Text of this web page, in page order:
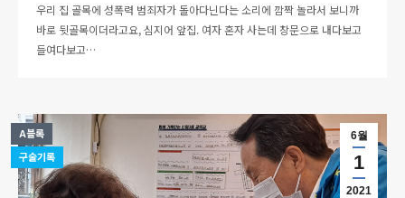
우리 집 골목에 성폭력 범죄자가 돌아다닌다는 소리에 깜짝 놀라서 보니까
바로 뒷골목이더라고요, 심지어 앞집. 여자 혼자 사는데 창문으로 내다보고
들여다보고…
6월
1
2021
A블록
구술기록